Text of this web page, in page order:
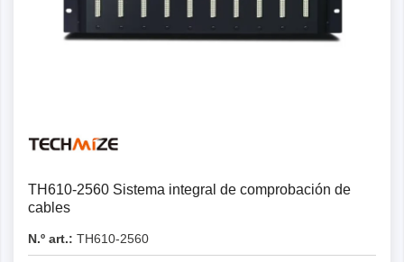
TH610-2560 Sistema integral de comprobación de
cables
N.º art.: TH610-2560